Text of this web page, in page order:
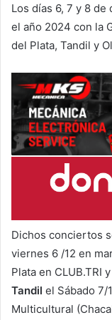
Los días 6, 7 y 8
el año 2024 con la
del Plata, Tandil y
Dichos conciertos
viernes 6 /12 en
Plata en CLUB.TRI
Tandil el Sábado 7/
Multicultural